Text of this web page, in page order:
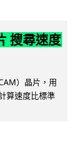
搜尋速度
）晶片，用
算速度比標準